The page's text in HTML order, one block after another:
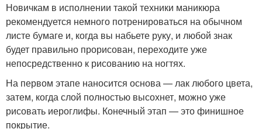
Новичкам в исполнении такой техники маникюра
рекомендуется немного потренироваться на обычном
листе бумаге и, когда вы набьете руку, и любой знак
будет правильно прорисован, переходите уже
непосредственно к рисованию на ногтях.
На первом этапе наносится основа — лак любого цвета,
затем, когда слой полностью высохнет, можно уже
рисовать иероглифы. Конечный этап — это финишное
покрытие.